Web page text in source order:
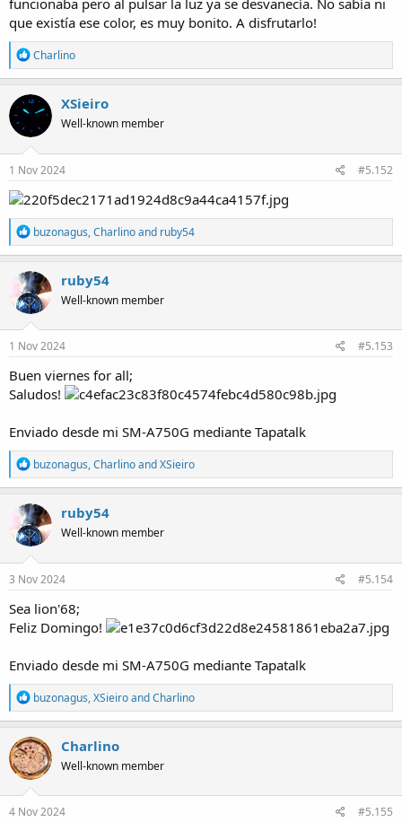
aunque siempre es bonito, pero en este sí que queda chulo.
funcionaba pero al pulsar la luz ya se desvanecía. No sabía ni
que existía ese color, es muy bonito. A disfrutarlo!
R
e
a
c
t
o
n
s
Charlino
XSieiro
Well-known member
1 Nov 2024 #5.152
R
e
a
c
t
i
o
n
s
buzonagus,Charlinoand ruby54
ruby54
Well-known member
1 Nov 2024 #5.153
Buen viernes for all;
Saludos!
Enviado desde mi SM-A750G mediante Tapatalk
R
e
a
c
t
i
o
n
s
buzonagus,CharlinoandXSieiro
ruby54
Well-known member
3 Nov 2024 #5.154
Sea lion'68;
Feliz Domingo!
Enviado desde mi SM-A750G mediante Tapatalk
R
e
a
c
t
i
o
n
s
buzonagus,XSieiroandCharlino
Charlino
Well-known member
4 Nov 2024 #5.155